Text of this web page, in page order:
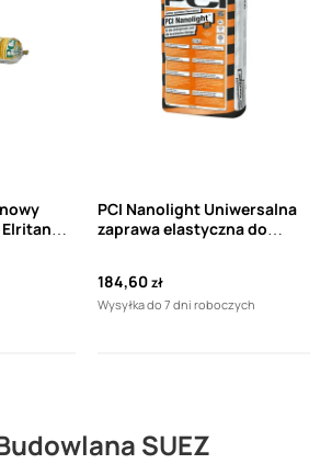
PCI Nanolight Uniwersalna
zaprawa elastyczna do
ceramicznych C2TE S1
(15kg)
184,60zł
Wysyłka do 7 dni roboczych
SUEZ